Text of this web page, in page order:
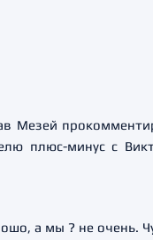
Мезей
плюс-минус с
а мы ? не очень.